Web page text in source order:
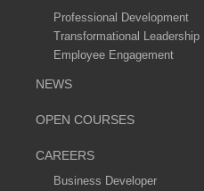
Professional Development
Transformational Leadership
Employee Engagement
NEWS
OPEN COURSES
CAREERS
Business Developer